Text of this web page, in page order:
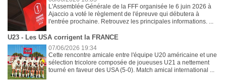
L'Assemblée Générale de la FFF organisée le 6 juin 2026 à
Ajaccio a voté le règlement de l'épreuve qui débutera à
l'entrée prochaine. Retrouvez les principales informations. ...
U23 - Les USA corrigent la FRANCE
07/06/2026 19:34
Cette rencontre amicale entre l'équipe U20 américaine et une
sélection tricolore composée de joueuses U21 a nettement
tourné en faveur des USA (5-0). Match amical international ...